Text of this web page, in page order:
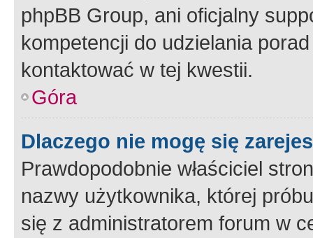
phpBB Group, ani oficjalny
kompetencji do udzielania
kontaktować w tej kwestii.
Góra
Dlaczego nie mogę się
Prawdopodobnie właściciel
nazwy użytkownika, której
się z administratorem forum w